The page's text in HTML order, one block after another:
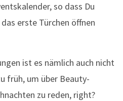
so dass Du
erste Türchen öffnen
ist es nämlich auch nicht
früh, um über Beauty-
zu reden, right?